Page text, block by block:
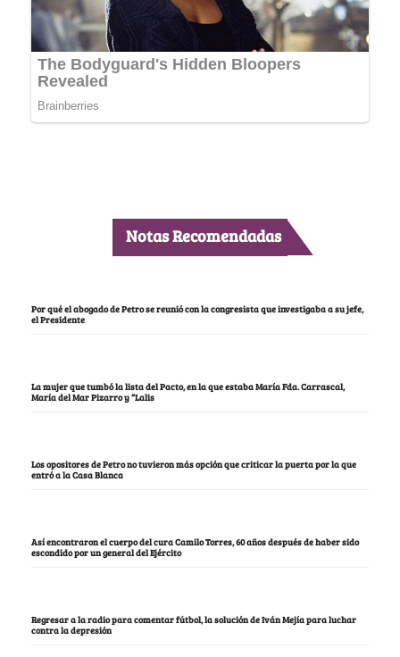
Notas Recomendadas
Por qué el abogado de Petro se reunió con la congresista que investigaba a su jefe,
el Presidente
La mujer que tumbó la lista del Pacto, en la que estaba María Fda. Carrascal,
María del Mar Pizarro y “Lalis
Los opositores de Petro no tuvieron más opción que criticar la puerta por la que
entró a la Casa Blanca
Así encontraron el cuerpo del cura Camilo Torres, 60 años después de haber sido
escondido por un general del Ejército
Regresar a la radio para comentar fútbol, la solución de Iván Mejía para luchar
contra la depresión